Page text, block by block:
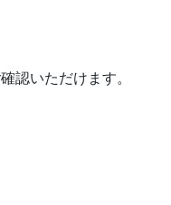
認いただけます。